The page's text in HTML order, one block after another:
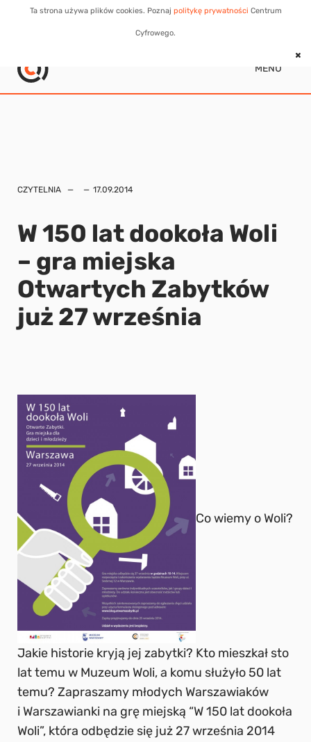
Ta strona używa plików cookies. Poznaj politykę prywatności Centrum
Cyfrowego.
MENU
CZYTELNIA 17.09.2014
W 150 lat dookoła Woli
– gra miejska
Otwartych Zabytków
już 27 września
Co wiemy o Woli?
Jakie historie kryją jej zabytki? Kto mieszkał sto
lat temu w Muzeum Woli, a komu służyło 50 lat
temu? Zapraszamy młodych Warszawiaków
i Warszawianki na grę miejską “W 150 lat dookoła
Woli”, która odbędzie się już 27 września 2014